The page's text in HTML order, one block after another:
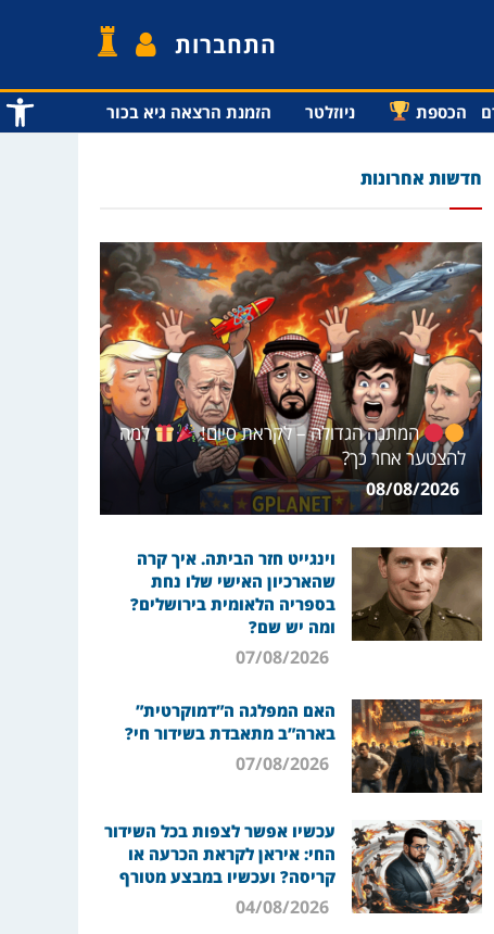
פתח
התחברות
הכספת ניוזלטר הזמנת הרצאה גיא בכור
חדשות אחרונות
המתנה הגדולה – לקראת סיום!
למה
להצטער אחר כך?
08/08/2026
וינגייט חזר הביתה. איך קרה
שהארכיון האישי שלו נחת
בספריה הלאומית בירושלים?
ומה יש שם?
07/08/2026
האם המפלגה ה”דמוקרטית”
בארה”ב מתאבדת בשידור חי?
07/08/2026
עכשיו אפשר לצפות בכל השידור
החי: איראן לקראת הכרעה או
קריסה? ועכשיו במבצע מטורף
04/08/2026